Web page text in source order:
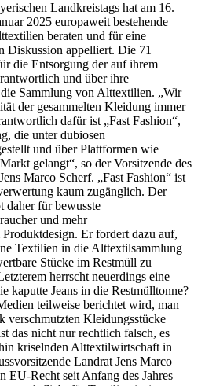
Landkreistags hat am 16.
2025 europaweit bestehende
beraten und für eine
Diskussion appelliert. Die 71
die Entsorgung der auf ihrem
und über ihre
Sammlung von Alttextilien. „Wir
der gesammelten Kleidung immer
dafür ist „Fast Fashion“,
die unter dubiosen
und über Plattformen wie
gelangt“, so der Vorsitzende des
Marco Scherf. „Fast Fashion“ ist
kaum zugänglich. Der
daher für bewusste
und mehr
Er fordert dazu auf,
Textilien in die Alttextilsammlung
Stücke im Restmüll zu
herrscht neuerdings eine
kaputte Jeans in die Restmülltonne?
teilweise berichtet wird, man
verschmutzten Kleidungsstücke
das nicht nur rechtlich falsch, es
kriselnden Alttextilwirtschaft in
Landrat Jens Marco
EU-Recht seit Anfang des Jahres